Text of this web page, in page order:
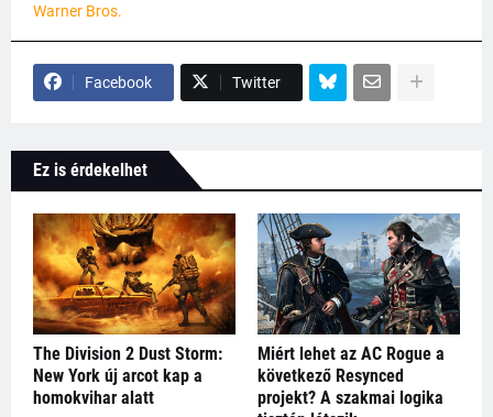
Warner Bros.
Facebook Twitter
Ez is érdekelhet
The Division 2 Dust Storm:
New York új arcot kap a
homokvihar alatt
Miért lehet az AC Rogue a
következő Resynced
projekt? A szakmai logika